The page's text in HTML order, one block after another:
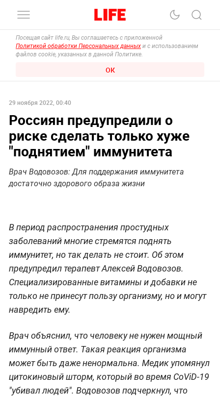
Посещая сайт life.ru, Вы соглашаетесь с приложенной
Политикой обработки Персональных данных и с использованием
файлов cookie, указанных в данной Политике.
ОК
29 ноября 2022, 00:40
Россиян предупредили о
риске сделать только хуже
"поднятием" иммунитета
Врач Водовозов: Для поддержания иммунитета
достаточно здорового образа жизни
В период распространения простудных
заболеваний многие стремятся поднять
иммунитет, но так делать не стоит. Об этом
предупредил терапевт Алексей Водовозов.
Специализированные витамины и добавки не
только не принесут пользу организму, но и могут
навредить ему.
Врач объяснил, что человеку не нужен мощный
иммунный ответ. Такая реакция организма
может быть даже ненормальна. Медик упомянул
цитокиновый шторм, который во время CoViD-19
"убивал людей". Водовозов подчеркнул, что